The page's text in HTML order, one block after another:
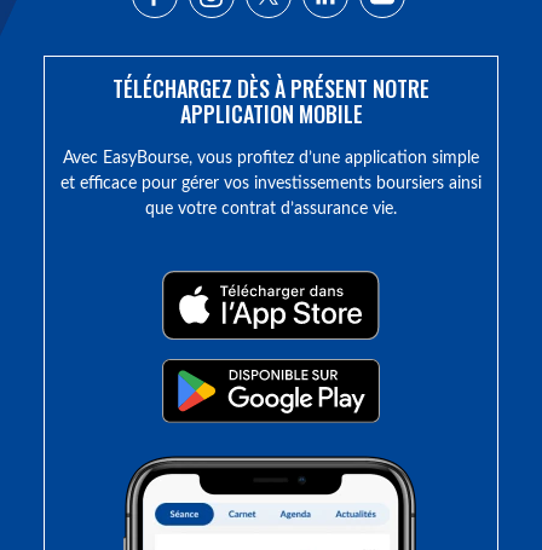
TÉLÉCHARGEZ DÈS À PRÉSENT NOTRE
APPLICATION MOBILE
Avec EasyBourse, vous profitez d’une application simple
et efficace pour gérer vos investissements boursiers ainsi
que votre contrat d’assurance vie.